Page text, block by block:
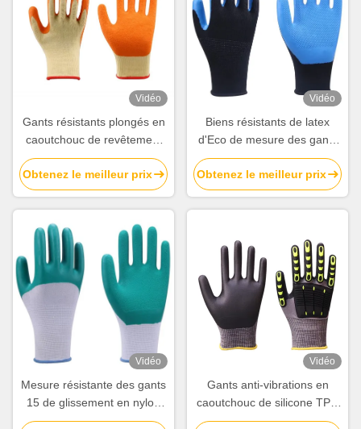
Vidéo
Gants résistants plongés en
caoutchouc de revêtement
de main de gants de latex
pour des travailleurs de la
construction
Obtenez le meilleur prix
Vidéo
Biens résistants de latex
d'Eco de mesure des gants
10 de glissement sans
couture de polyester
Obtenez le meilleur prix
Vidéo
Mesure résistante des gants
15 de glissement en nylon
enduit de nitriles pour
Vidéo
Gants anti-vibrations en
caoutchouc de silicone TPR
Gants de protection contre